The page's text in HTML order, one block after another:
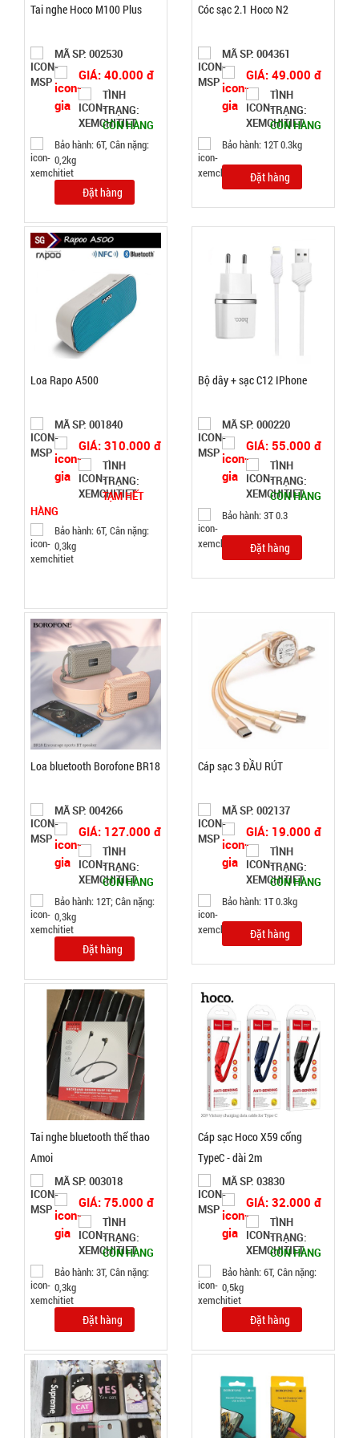
Bảo
Cân nặng:
0,3kg
Dây cáp
sạc 100w
218 3 đầu (
T500 )
14.900 đ
TÌNH
TRẠNG:
Cân nặng :
Test
hàng
Hương 108
hạt full hộp
MÃ
003378
GIÁ:
29.000 đ
TRẠNG:
CÒN HÀNG
Tai nghe Hoco M100 Plus
MÃ SP: 002530
GIÁ: 40.000 đ
TÌNH
TRẠNG:
CÒN HÀNG
Bảo hành: 6T, Cân nặng:
0,2kg
Đặt hàng
Cóc sạc 2.1 Hoco N2
MÃ SP: 004361
GIÁ: 49.000 đ
TÌNH
TRẠNG:
CÒN HÀNG
Bảo hành: 12T 0.3kg
Đặt hàng
Loa Rapo A500
MÃ SP: 001840
GIÁ: 310.000 đ
TÌNH
TRẠNG:
TẠM HẾT
HÀNG
Bảo hành: 6T, Cân nặng:
0,3kg
Bộ dây + sạc C12 IPhone
MÃ SP: 000220
GIÁ: 55.000 đ
TÌNH
TRẠNG:
CÒN HÀNG
Bảo hành: 3T 0.3
Đặt hàng
Loa bluetooth Borofone BR18
MÃ SP: 004266
GIÁ: 127.000 đ
TÌNH
TRẠNG:
CÒN HÀNG
Bảo hành: 12T; Cân nặng:
0,3kg
Đặt hàng
Cáp sạc 3 ĐẦU RÚT
MÃ SP: 002137
GIÁ: 19.000 đ
TÌNH
TRẠNG:
CÒN HÀNG
Bảo hành: 1T 0.3kg
Đặt hàng
Tai nghe bluetooth thể thao
Amoi
MÃ SP: 003018
GIÁ: 75.000 đ
TÌNH
TRẠNG:
CÒN HÀNG
Bảo hành: 3T, Cân nặng:
0,3kg
Đặt hàng
Cáp sạc Hoco X59 cổng
TypeC - dài 2m
MÃ SP: 03830
GIÁ: 32.000 đ
TÌNH
TRẠNG:
CÒN HÀNG
Bảo hành: 6T, Cân nặng:
0,5kg
Đặt hàng